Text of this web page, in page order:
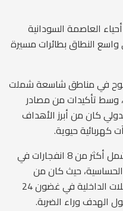
العاصمة السودانية
النطاق بطائرات مسيرة
في مناطق شاسعة شملت
وسط تأكيدات من مصادر
كان من أبرز الأهداف
كهربائية حيوية.
ويأتي هذا الهجوم المكثف، الذي شمل أكثر من 8 انفجارات في
حيث كان من
المقرر أن يعاود المطار استقبال الرحلات الداخلية في غضون 24
الهدف وراء الضربة.